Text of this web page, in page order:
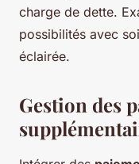
charge de dette.
possibilités avec
éclairée.
Gestion des